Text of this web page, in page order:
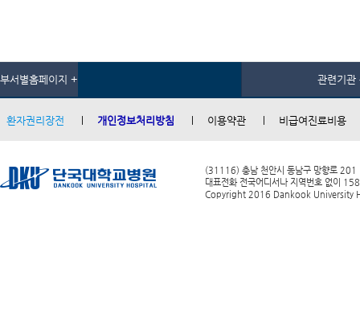
부서별홈페이지 + 관련기관
환자권리장전 개인정보처리방침 이용약관 비급여진료비용
(31116) 충남 천안시 동남구 망향로 201
대표전화 전국어디서나 지역번호 없이
Copyright 2016 Dankook University